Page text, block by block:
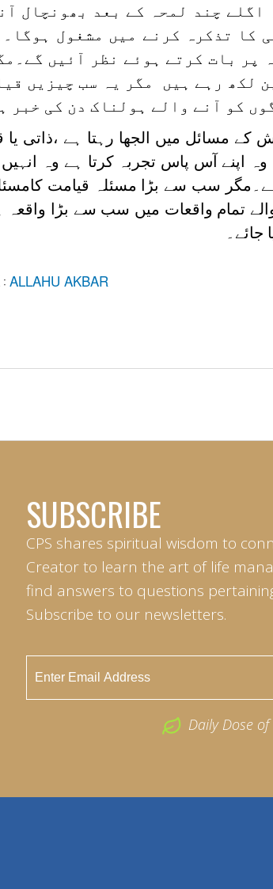
اگلے چند لمحہ کے بعد بھونچال
کا تذکرہ کرنے میں مشغول
پر بات کرتے ہوئے نظر آئیں
لکھ رہے ہیں مگر یہ سب چیزیں
کو آنے والے ہولناک دن کی خبر
کے مسائل میں الجھا رہتا ہے
اپنے آس پاس تجربہ کرتا ہے وہ
سب سے بڑا مسئلہ قیامت
تمام واقعات میں سب سے بڑا
جائے۔
: ALLAHU AKBAR
SUBSCRIBE
CPS shares spiritual wisdom to
Creator to learn the art of life
find answers to questions
Subscribe to our newsletters.
Daily Dose